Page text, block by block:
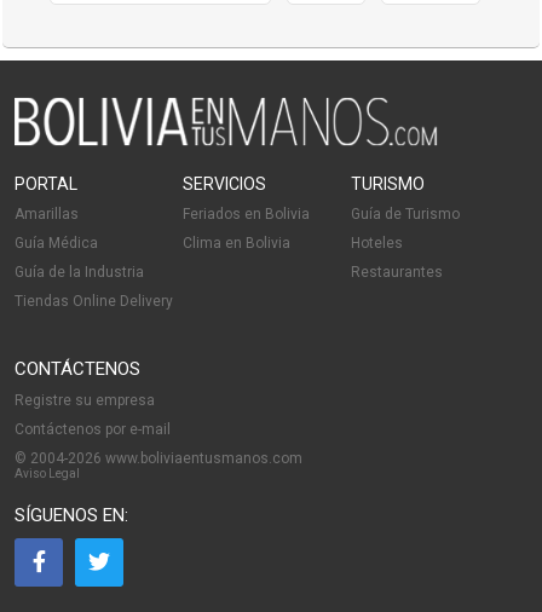
PORTAL
Amarillas
Guía Médica
Guía de la Industria
Tiendas Online Delivery
SERVICIOS
Feriados en Bolivia
Clima en Bolivia
TURISMO
Guía de Turismo
Hoteles
Restaurantes
CONTÁCTENOS
Registre su empresa
Contáctenos por e-mail
© 2004-2026 www.boliviaentusmanos.com
Aviso Legal
SÍGUENOS EN: